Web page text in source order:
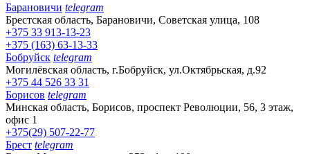
Барановичи telegram
Брестская область, Барановичи, Советская улица, 108
+375 33 913-13-23
+375 (163) 63-13-33
Бобруйск telegram
Могилёвская область, г.Бобруйск, ул.Октябрьская, д.92
+375 44 526 33 31
Борисов telegram
Минская область, Борисов, проспект Революции, 56, 3 этаж,
офис 1
+375(29) 507-22-77
Брест telegram